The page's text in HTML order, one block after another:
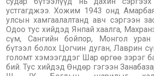
устгагджээ. Хожим 1943 онд
улсын хамгаалалтанд авч сэргээн
Одоо тус хийдэд Янпай хаалга,
сүм, Сангийн бойпор, Монгол
бүтээл болох Цогчин дуган, Лаврин
голомт хэмээгддэг Шар өргөө зэрэг
бий. Тус хийдэд Өндөр гэгээн